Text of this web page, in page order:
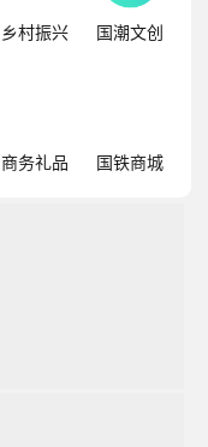
乡村振兴 国潮文创
商务礼品 国铁商城